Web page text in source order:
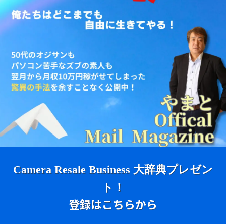
Camera Resale Business 大辞典プレゼン
ト！
登録はこちらから